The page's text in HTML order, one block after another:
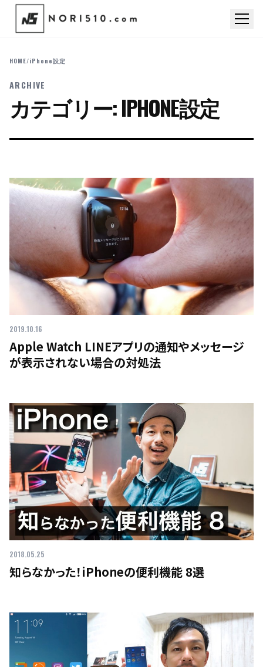
HOME/iPhone設定
ARCHIVE
カテゴリー:IPHONE設定
2019.10.16
Apple Watch LINEアプリの通知やメッセージ
が表示されない場合の対処法
2018.05.25
知らなかった！iPhoneの便利機能 8選